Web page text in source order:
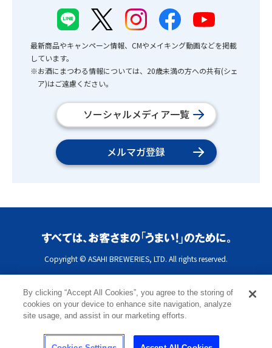
最新商品やキャンペーン情報、CMやメイキング動画などを掲載
しています。
※お酒にまつわる情報については、20歳未満の方への共有(シェ
ア)はご遠慮ください。
ソーシャルメディア一覧
メルマガ登録
Copyright © ASAHI BREWERIES, LTD. All rights reserved.
By clicking “Accept All Cookies”, you agree to the storing of
cookies on your device to enhance site navigation, analyze
site usage, and assist in our marketing efforts.